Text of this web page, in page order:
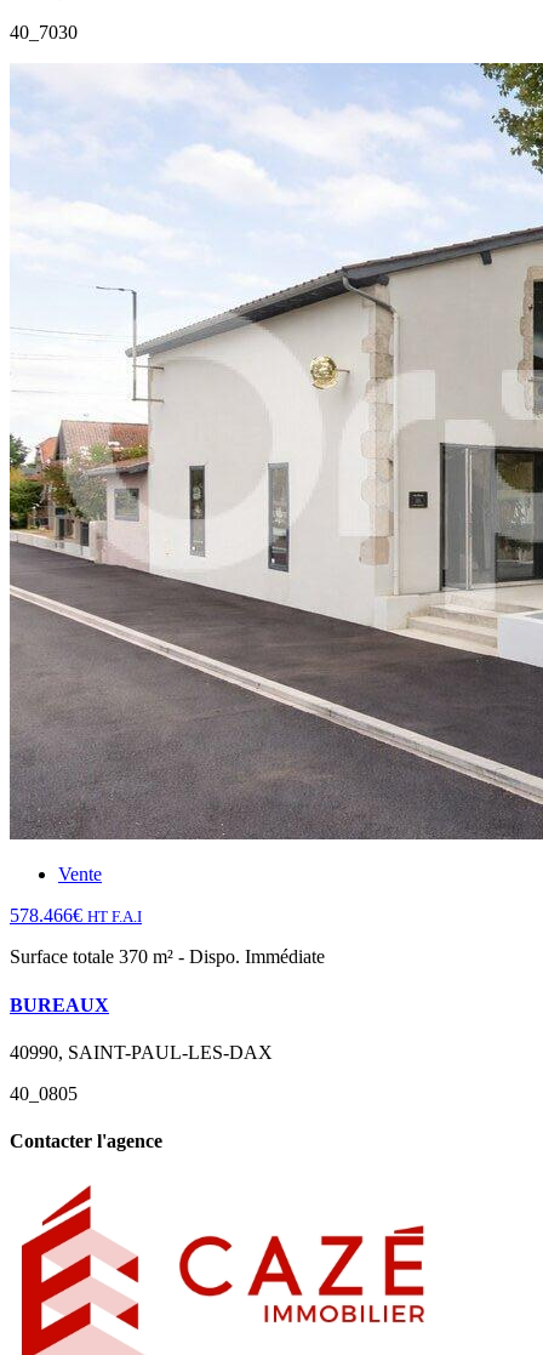
40_7030
Vente
578.466€ HT F.A.I
Surface totale 370 m² - Dispo. Immédiate
BUREAUX
40990, SAINT-PAUL-LES-DAX
40_0805
Contacter l'agence